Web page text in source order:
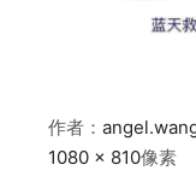
作者：
1080 × 810像素